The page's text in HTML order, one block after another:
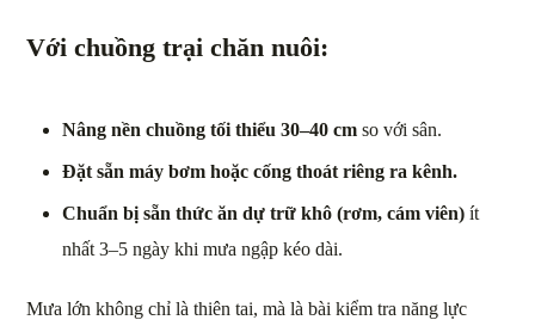
Vớichuồng trại chăn nuôi:
Nâng nền chuồng tối thiểu 30–40 cm so với sân.
Đặt sẵn máy bơm hoặc cống thoát riêng ra kênh.
Chuẩn bị sẵn thức ăn dự trữ khô (rơm, cám viên) ít
nhất 3–5 ngày khi mưa ngập kéo dài.
Mưa lớn không chỉ là thiên tai, mà là bài kiểm tra năng lực